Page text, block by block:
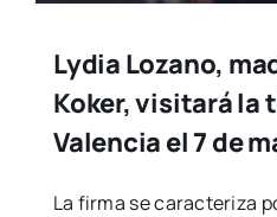
Lydia Lozano,
Koker, visitará la
Valencia el 7 de
La fir­ma se carac­te­ri­za